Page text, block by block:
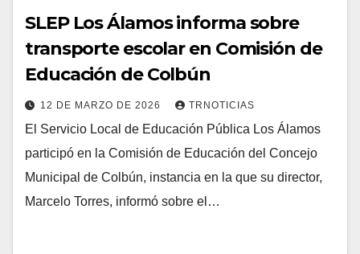
SLEP Los Álamos informa sobre
transporte escolar en Comisión de
Educación de Colbún
12 DE MARZO DE 2026 TRNOTICIAS
El Servicio Local de Educación Pública Los Álamos
participó en la Comisión de Educación del Concejo
Municipal de Colbún, instancia en la que su director,
Marcelo Torres, informó sobre el…